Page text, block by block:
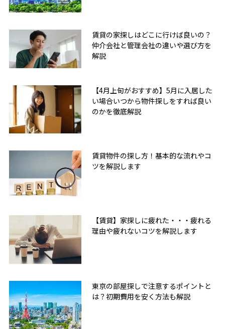
賃貸の家探しはどこに行けば良いの？
仲介会社と管理会社の違いや選び方を
解説
【4月上旬がおすすめ】5月に入居した
い場合いつから物件探しをすれば良い
のかを徹底解説
賃貸物件の探し方！基本的な流れやコ
ツを解説します
【賃貸】家探しに疲れた・・・疲れる
理由や疲れないコツを解説します
東京の部屋探しで注意するポイントと
は？初期費用を安く方法も解説
無料友だち追加